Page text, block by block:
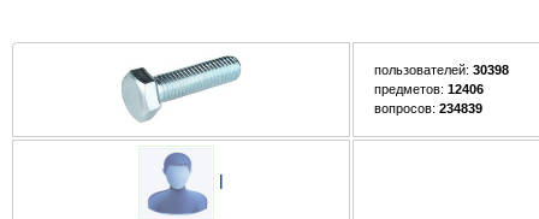
пользователей: 30398
предметов: 12406
вопросов: 234839